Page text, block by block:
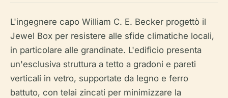
L'ingegnere capo William C. E. Becker progettò il
Jewel Box per resistere alle sfide climatiche locali,
in particolare alle grandinate. L'edificio presenta
un'esclusiva struttura a tetto a gradoni e pareti
verticali in vetro, supportate da legno e ferro
battuto, con telai zincati per minimizzare la